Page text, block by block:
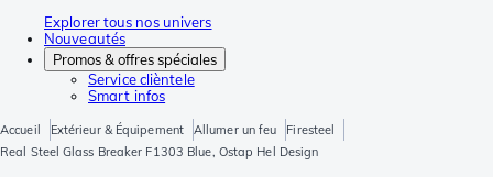
Explorer tous nos univers
Nouveautés
Promos & offres spéciales
Service clièntele
Smart infos
Accueil Extérieur & Équipement Allumer un feu
Firesteel
Real Steel Glass Breaker F1303 Blue, Ostap Hel Design